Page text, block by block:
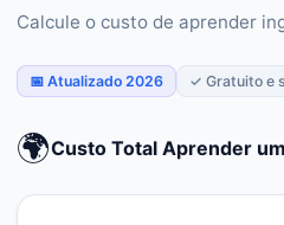
Calcule o custo de aprender
📅 Atualizado 2026 ✓ Gratuito e
🌍Custo Total Aprender